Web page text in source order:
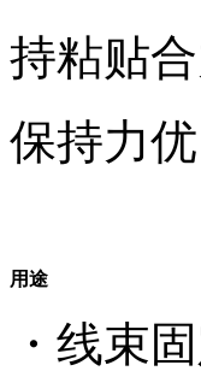
持粘贴
保持力
用途
・线束